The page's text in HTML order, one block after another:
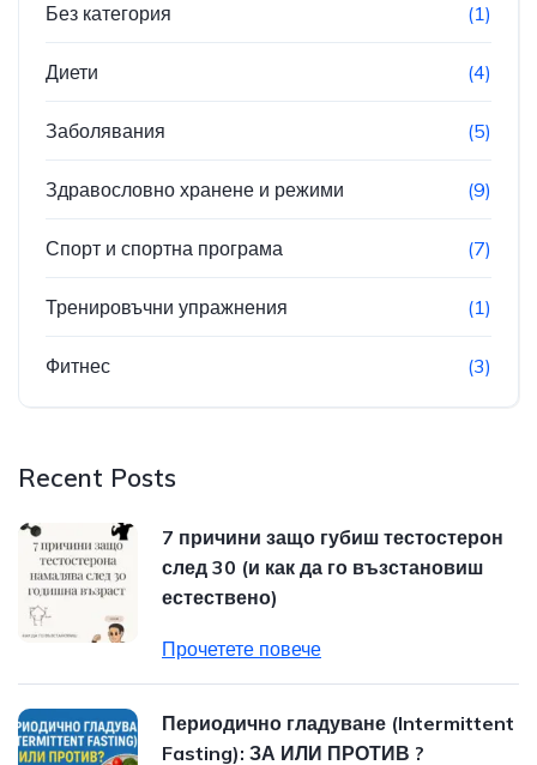
Без категория (1)
Диети (4)
Заболявания (5)
Здравословно хранене и режими (9)
Спорт и спортна програма (7)
Тренировъчни упражнения (1)
Фитнес (3)
Recent Posts
7 причини защо губиш тестостерон
след 30 (и как да го възстановиш
естествено)
Прочетете повече
Периодично гладуване (Intermittent
Fasting): ЗА ИЛИ ПРОТИВ ?